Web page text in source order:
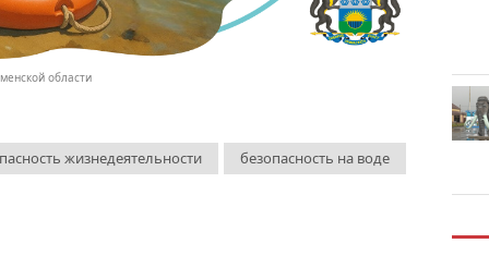
области
жизнедеятельности безопасность на воде